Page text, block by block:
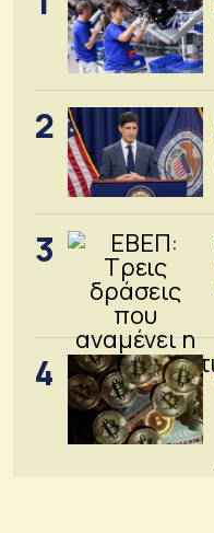
2
3
4